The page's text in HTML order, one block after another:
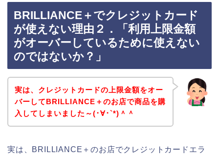
BRILLIANCE＋でクレジットカード
が使えない理由２．「利用上限金額
がオーバーしているために使えない
のではないか？」
実は、クレジットカードの上限金額をオー
バーしてBRILLIANCE＋のお店で商品を購
入してしまいました～(･∀･`*)＾＾
実は、BRILLIANCE＋のお店でクレジットカードエラ